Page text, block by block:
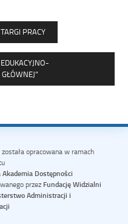
PRACY
opracowana w ramach
Akademia Dostępności
przez Fundację Widzialni
Administracji i